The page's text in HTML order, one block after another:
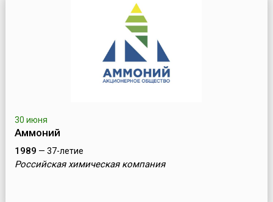
30 июня
Аммоний
1989 — 37-летие
Российская химическая компания